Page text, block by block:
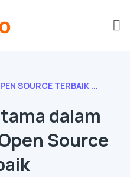
SOURCE TERBAIK ...
dalam
Source